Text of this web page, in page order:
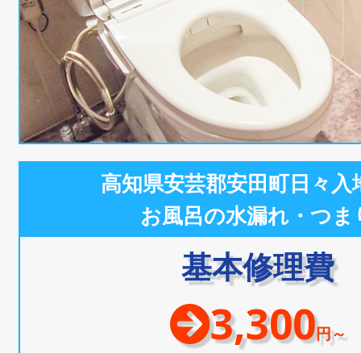
高知県安芸郡安田町日々入
お風呂の水漏れ・つま
基本修理費
3,300円～